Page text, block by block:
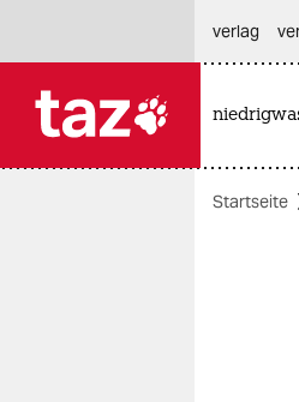
themen
verlag
Startseite